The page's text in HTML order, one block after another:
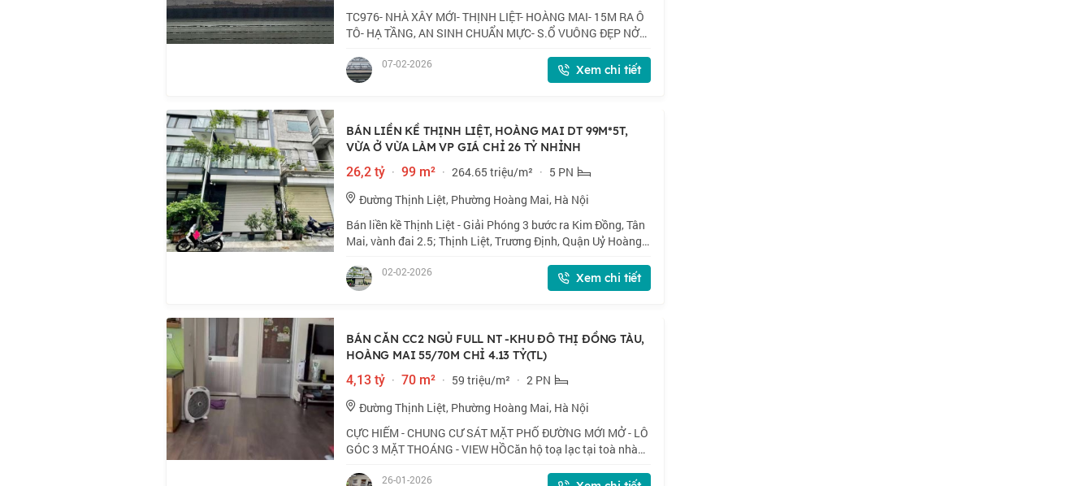
TC976- NHÀ XÂY MỚI- THỊNH LIỆT- HOÀNG MAI- 15M RA Ô
TÔ- HẠ TẦNG, AN SINH CHUẨN MỰC- S.Ổ VUÔNG ĐẸP NỞ
cái, 3 ô tô tránh vẫn chạy vô tư. Từ nhà r
07-02-2026 Xem chi tiết
BÁN LIỀN KỀ THỊNH LIỆT, HOÀNG MAI DT 99M*5T,
VỪA Ở VỪA LÀM VP GIÁ CHỈ 26 TỶ NHỈNH
26,2 tỷ · 99 m² · 264.65 triệu/m² · 5 PN
Đường Thịnh Liệt, Phường Hoàng Mai, Hà Nội
Bán liền kề Thịnh Liệt - Giải Phóng 3 bước ra Kim Đồng, Tân
Mai, vành đai 2.5; Thịnh Liệt, Trương Định, Quận Uỷ Hoàng
nội thất hiện đại ✅️ K
02-02-2026 Xem chi tiết
BÁN CĂN CC2 NGỦ FULL NT -KHU ĐÔ THỊ ĐỒNG TÀU,
HOÀNG MAI 55/70M CHỈ 4.13 TỶ(TL)
4,13 tỷ · 70 m² · 59 triệu/m² · 2 PN
Đường Thịnh Liệt, Phường Hoàng Mai, Hà Nội
CỰC HIẾM - CHUNG CƯ SÁT MẶT PHỐ ĐƯỜNG MỚI MỞ - LÔ
GÓC 3 MẶT THOÁNG - VIEW HỒCăn hộ toạ lạc tại toà nhà
không chủ ở nước ngoài, khách ưng khớp
26-01-2026